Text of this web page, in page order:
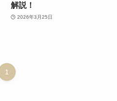
解説！
2026年3月25日
1